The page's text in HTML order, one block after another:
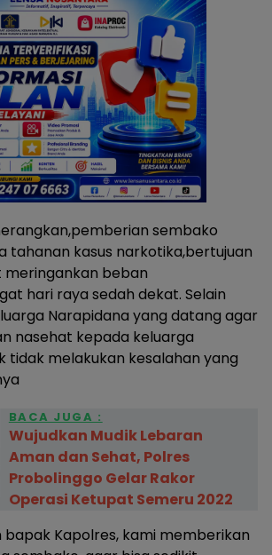
sembako
tahanan kasus narkotika,bertujuan
meringankan beban
hari raya sedah dekat. Selain
Narapidana yang datang agar
nasehat kepada keluarga
tidak melakukan kesalahan yang
BACA JUGA :
Wujudkan Mudik Lebaran
Aman dan Sehat, Polres
Probolinggo Gelar Rakor
Operasi Ketupat Semeru 2022
bapak Kapolres, kami memberikan